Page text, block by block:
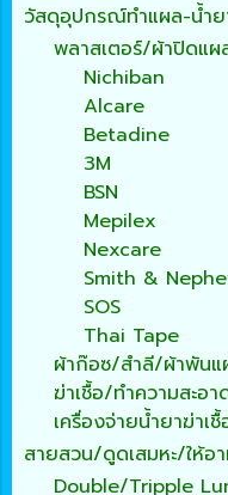
วัสดุอุปกรณ์ทำแผล-น้ำย
พลาสเตอร์/ผ้าปิดแผ
Nichiban
Alcare
Betadine
3M
BSN
Mepilex
Nexcare
Smith &
SOS
Thai Tape
ผ้าก๊อซ/สำลี/ผ้าพันแ
ฆ่าเชื้อ/ทำความสะอา
เครื่องจ่ายน้ำยาฆ่าเ
สายสวน/ดูดเสมหะ/ให้อ
Double/Tripple